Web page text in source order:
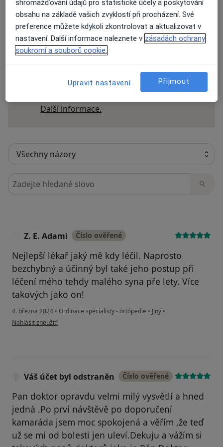
16 názorů
Recenze pacientů jsou pro nás důležité.
Specialisté nemají možnost zaplatit za
Další informace.
Hledejte v názorech
Z. E. Adami Číslo ověřené
Nejlepší lékař jaký mě kdy léčil. Naprosto
bezchybný a účinný byl také jeho postup při
léčení mého tehdy malého syna pře lety. Více
takových jako on!
4. března 2024 • Ordinace specialisty - ortopedie • Jiný •
podle názoru uživatele Z. E. Adami
Nahlásit zneužití
Váš účet byl odstraněn Číslo ověřené
Pan doktor opravdu velmi milý vysvětlí a hned
jednà .Po prví návštěvě po doporučení
kamaráda jsem moc spokojená a věřím ,že teď
už se mi od bolesti jen uleví.Dekuju a vážím si
shromažďování údajů pro statistické účely a poskytování
obsahu na základě vašich zvyklostí při procházení. Své
preference můžete kdykoli zkontrolovat a aktualizovat v
nastavení. Další informace naleznete v zásadách ochrany
soukromí a souborů cookie.
Upravit nastavení Přijmout